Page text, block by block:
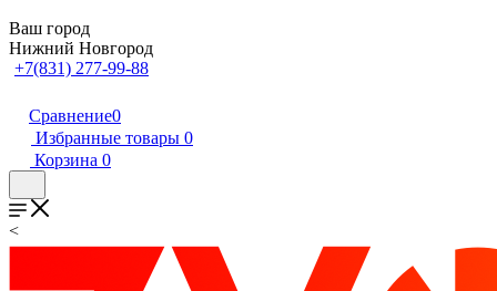
Ваш город
Нижний Новгород
+7(831) 277-99-88
Сравнение0
Избранные товары 0
Корзина 0
<